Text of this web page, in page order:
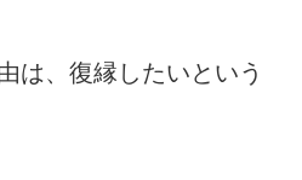
は、復縁したいという